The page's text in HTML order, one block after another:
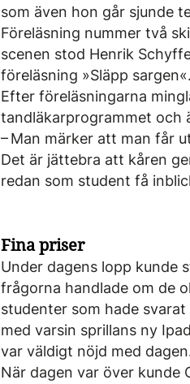
som även hon går sjunde
Föreläsning nummer två
scenen stod Henrik
föreläsning »Släpp sargen«.
Efter föreläsningarna
tandläkarprogrammet och
– Man märker att man får
Det är jättebra att kåren
redan som student få
Fina priser
Under dagens lopp kunde
frågorna handlade om de
studenter som hade
med varsin sprillans ny
var väldigt nöjd med
När dagen var över kunde